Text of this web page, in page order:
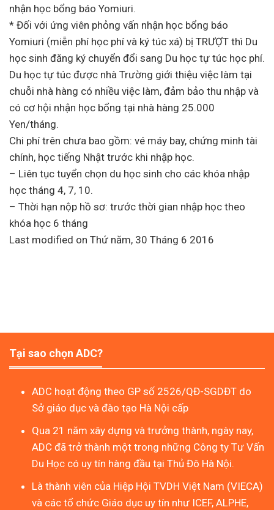
nhận học bổng báo Yomiuri.
* Đối với ứng viên phỏng vấn nhận học bổng báo
Yomiuri (miễn phí học phí và ký túc xá) bị TRƯỢT thì Du
học sinh đăng ký chuyển đổi sang Du học tự túc học phí.
Du học tự túc được nhà Trường giới thiệu việc làm tại
chuỗi nhà hàng có nhiều việc làm, đảm bảo thu nhập và
có cơ hội nhận học bổng tại nhà hàng 25.000
Yen/tháng.
Chi phí trên chưa bao gồm: vé máy bay, chứng minh tài
chính, học tiếng Nhật trước khi nhập học.
– Liên tục tuyển chọn du học sinh cho các khóa nhập
học tháng 4, 7, 10.
– Thời hạn nộp hồ sơ: trước thời gian nhập học theo
khóa học 6 tháng
Last modified on Thứ năm, 30 Tháng 6 2016
Tại sao chọn ADC?
ADC hoạt động theo GP số 2526/QĐ-SGDĐT do
Sở giáo dục và đào tạo Hà Nội cấp
Qua 21 năm xây dựng và trưởng thành, ngày nay,
ADC đã trở thành một trong những Công ty Tư Vấn
Du Học có uy tín hàng đầu tại Thủ Đô Hà Nội.
Là thành viên của Hiệp Hội TVDH Việt Nam (VIECA)
và các tổ chức Giáo dục uy tín như ICEF, ALPHE,